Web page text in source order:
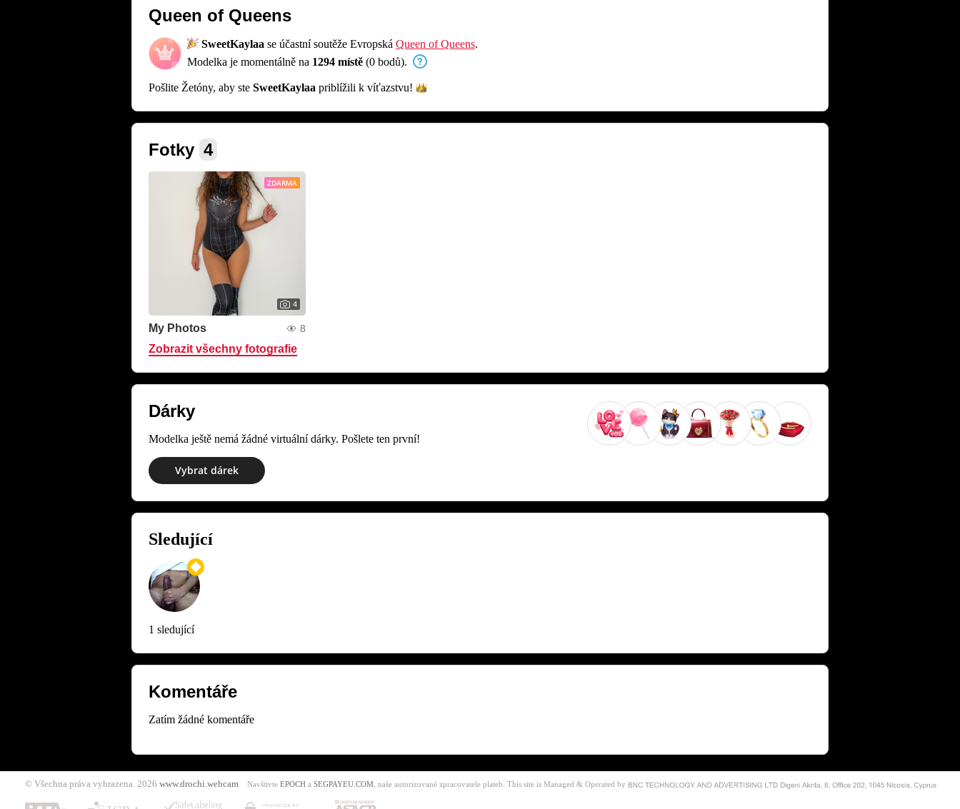
Queen of Queens
SweetKaylaa se účastní soutěže Evropská Queen of Queens.
Modelka je momentálně na 1294 místě (0 bodů).
Pošlite Žetóny, aby ste SweetKaylaa priblížili k víťazstvu!
Fotky 4
ZDARMA
4
My Photos 8
Zobrazit všechny fotografie
Dárky
Modelka ještě nemá žádné virtuální dárky. Pošlete ten první!
Vybrat dárek
Sledující
1 sledující
Komentáře
Zatím žádné komentáře
© Všechna práva vyhrazena. 2026 www.drochi.webcam Navštivte EPOCH a SEGPAYEU.COM, naše autorizované zpracovatele plateb. This site is Managed & Operated by